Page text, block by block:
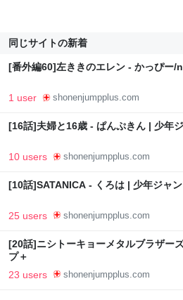
同じサイトの新着
[番外編60]左ききのエレン - かっぴー/
1 user shonenjumpplus.com
[16話]夫婦と16歳 - ぱんぷきん | 少年
10 users shonenjumpplus.com
[10話]SATANICA - くろは | 少年ジャン
25 users shonenjumpplus.com
[20話]ニシトーキョーメタルブラザー
プ＋
23 users shonenjumpplus.com